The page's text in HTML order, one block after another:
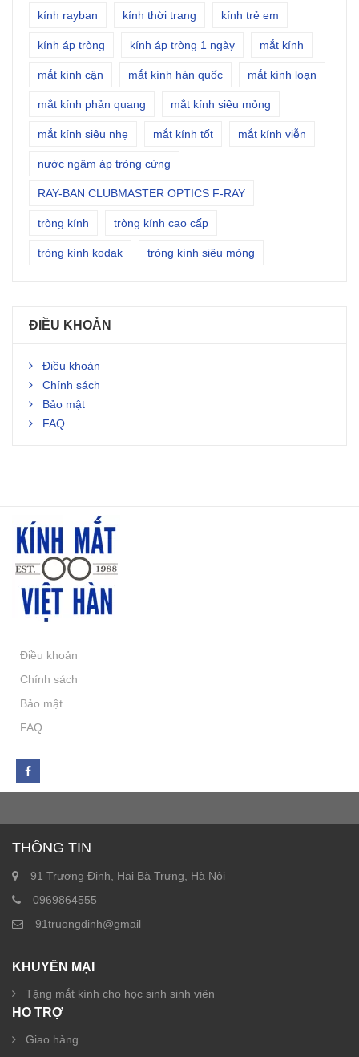
kính rayban kính thời trang kính trẻ em
kính áp tròng kính áp tròng 1 ngày mắt kính
mắt kính cận mắt kính hàn quốc mắt kính loạn
mắt kính phản quang mắt kính siêu mỏng
mắt kính siêu nhẹ mắt kính tốt mắt kính viễn
nước ngâm áp tròng cứng
RAY-BAN CLUBMASTER OPTICS F-RAY
tròng kính tròng kính cao cấp
tròng kính kodak tròng kính siêu mỏng
ĐIỀU KHOẢN
Điều khoản
Chính sách
Bảo mật
FAQ
Điều khoản
Chính sách
Bảo mật
FAQ
THÔNG TIN
91 Trương Định, Hai Bà Trưng, Hà Nội
0969864555
91truongdinh@gmail
KHUYẾN MẠI
Tặng mắt kính cho học sinh sinh viên
HỖ TRỢ
Giao hàng